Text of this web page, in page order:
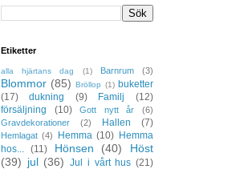
Etiketter
alla hjärtans dag (1) Barnrum (3)
Blommor (85) Bröllop (1) buketter
(17)
dukning (9) Familj
(12)
försäljning
(10) Gott nytt år
(6)
Gravdekorationer
(2) Hallen (7)
Hemlagat (4) Hemma (10) Hemma
hos...
(11) Hönsen (40)
Höst
(39) jul (36) Jul i vårt hus (21)